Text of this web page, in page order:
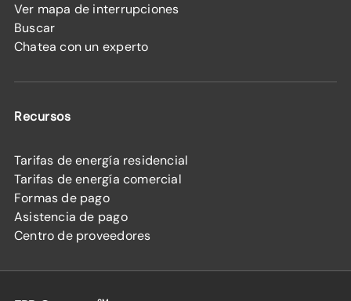
Ver mapa de interrupciones
Buscar
Chatea con un experto
Recursos
Tarifas de energía residencial
Tarifas de energía comercial
Formas de pago
Asistencia de pago
Centro de proveedores